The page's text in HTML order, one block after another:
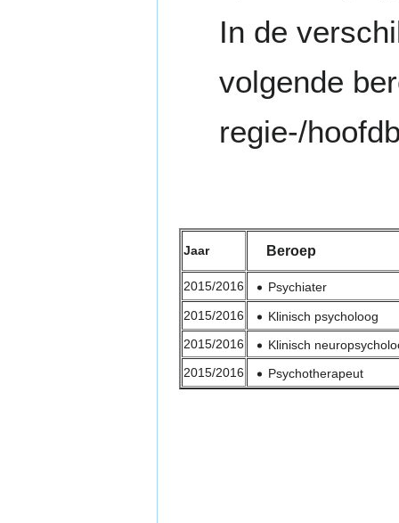
In de
volgende
regie-/
Jaar Beroep
2015/2016
Psychiater
2015/2016
Klinisch psycholoog
2015/2016
Klinisch
2015/2016
Psychotherapeut